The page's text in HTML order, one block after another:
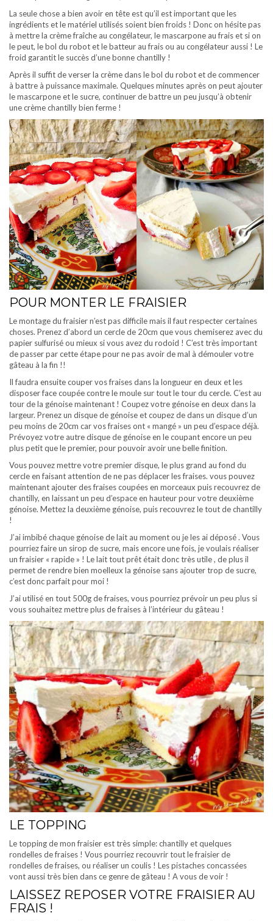
La seule chose a bien avoir en tête est qu’il est important que les
ingrédients et le matériel utilisés soient bien froids ! Donc on hésite pas
à mettre la crème fraîche au congélateur, le mascarpone au frais et si on
le peut, le bol du robot et le batteur au frais ou au congélateur aussi ! Le
froid garantit le succès d’une bonne chantilly !
Après il suffit de verser la crème dans le bol du robot et de commencer
à battre à puissance maximale. Quelques minutes après on peut ajouter
le mascarpone et le sucre, continuer de battre un peu jusqu’à obtenir
une crème chantilly bien ferme !
POUR MONTER LE FRAISIER
Le montage du fraisier n’est pas difficile mais il faut respecter certaines
choses. Prenez d’abord un cercle de 20cm que vous chemiserez avec du
papier sulfurisé ou mieux si vous avez du rodoid ! C’est très important
de passer par cette étape pour ne pas avoir de mal à démouler votre
gâteau à la fin !!
Il faudra ensuite couper vos fraises dans la longueur en deux et les
disposer face coupée contre le moule sur tout le tour du cercle. C’est au
tour de la génoise maintenant ! Coupez votre génoise en deux dans la
largeur. Prenez un disque de génoise et coupez de dans un disque d’un
peu moins de 20cm car vos fraises ont « mangé » un peu d’espace déjà.
Prévoyez votre autre disque de génoise en le coupant encore un peu
plus petit que le premier, pour pouvoir avoir une belle finition.
Vous pouvez mettre votre premier disque, le plus grand au fond du
cercle en faisant attention de ne pas déplacer les fraises. vous pouvez
maintenant ajouter des fraises coupées en morceaux puis recouvrez de
chantilly, en laissant un peu d’espace en hauteur pour votre deuxième
génoise. Mettez la deuxième génoise, puis recouvrez le tout de chantilly
!
J’ai imbibé chaque génoise de lait au moment ou je les ai déposé . Vous
pourriez faire un sirop de sucre, mais encore une fois, je voulais réaliser
un fraisier « rapide » ! Le lait tout prêt était donc très utile , de plus il
permet de rendre bien moelleux la génoise sans ajouter trop de sucre,
c’est donc parfait pour moi !
J’ai utilisé en tout 500g de fraises, vous pourriez prévoir un peu plus si
vous souhaitez mettre plus de fraises à l’intérieur du gâteau !
LE TOPPING
Le topping de mon fraisier est très simple: chantilly et quelques
rondelles de fraises ! Vous pourriez recouvrir tout le fraisier de
rondelles de fraises, ou réaliser un coulis ! Les pistaches concassées
vont aussi très bien dans ce genre de gâteau ! A vous de voir !
LAISSEZ REPOSER VOTRE FRAISIER AU
FRAIS !